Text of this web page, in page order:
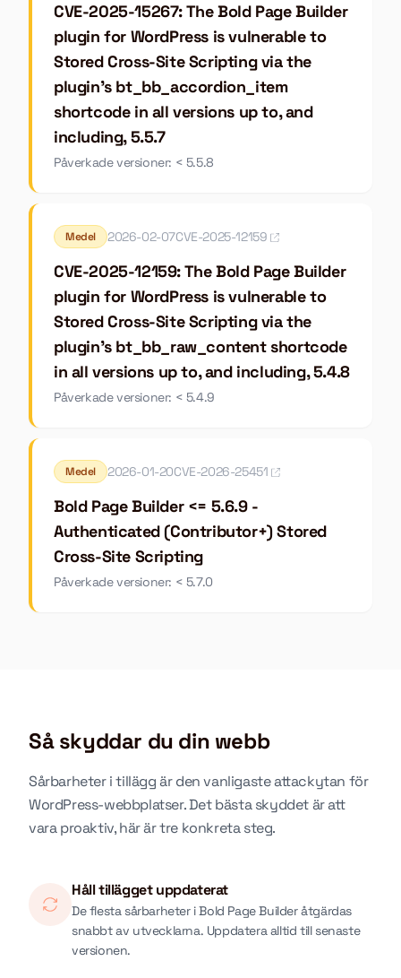
CVE-2025-15267: The Bold Page Builder
plugin for WordPress is vulnerable to
Stored Cross-Site Scripting via the
plugin's bt_bb_accordion_item
shortcode in all versions up to, and
including, 5.5.7
Påverkade versioner: < 5.5.8
Medel 2026-02-07CVE-2025-12159
CVE-2025-12159: The Bold Page Builder
plugin for WordPress is vulnerable to
Stored Cross-Site Scripting via the
plugin's bt_bb_raw_content shortcode
in all versions up to, and including, 5.4.8
Påverkade versioner: < 5.4.9
Medel 2026-01-20CVE-2026-25451
Bold Page Builder <= 5.6.9 -
Authenticated (Contributor+) Stored
Cross-Site Scripting
Påverkade versioner: < 5.7.0
Så skyddar du din webb
Sårbarheter i tillägg är den vanligaste attackytan för
WordPress-webbplatser. Det bästa skyddet är att
vara proaktiv, här är tre konkreta steg.
Håll tillägget uppdaterat
De flesta sårbarheter i Bold Page Builder åtgärdas
snabbt av utvecklarna. Uppdatera alltid till senaste
versionen.